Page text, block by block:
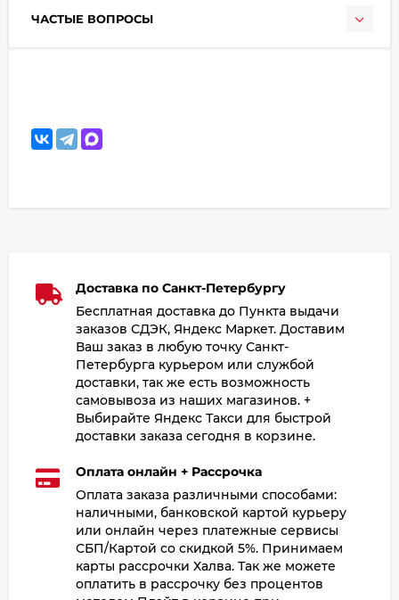
ЧАСТЫЕ ВОПРОСЫ
Доставка по Санкт-Петербургу
Бесплатная доставка до Пункта выдачи
заказов СДЭК, Яндекс Маркет. Доставим
Ваш заказ в любую точку Санкт-
Петербурга курьером или службой
доставки, так же есть возможность
самовывоза из наших магазинов. +
Выбирайте Яндекс Такси для быстрой
доставки заказа сегодня в корзине.
Оплата онлайн + Рассрочка
Оплата заказа различными способами:
наличными, банковской картой курьеру
или онлайн через платежные сервисы
СБП/Картой со скидкой 5%. Принимаем
карты рассрочки Халва. Так же можете
оплатить в рассрочку без процентов